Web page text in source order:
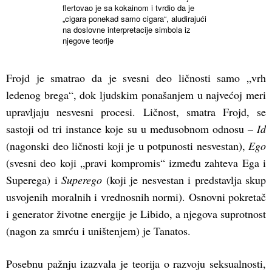
flertovao je sa kokainom i tvrdio da je
„cigara ponekad samo cigara“, aludirajući
na doslovne interpretacije simbola iz
njegove teorije
Frojd je smatrao da je svesni deo ličnosti samo „vrh
ledenog brega“, dok ljudskim ponašanjem u najvećoj meri
upravljaju nesvesni procesi. Ličnost, smatra Frojd, se
sastoji od tri instance koje su u međusobnom odnosu – Id
(nagonski deo ličnosti koji je u potpunosti nesvestan), Ego
(svesni deo koji „pravi kompromis“ između zahteva Ega i
Superega) i Superego (koji je nesvestan i predstavlja skup
usvojenih moralnih i vrednosnih normi). Osnovni pokretač
i generator životne energije je Libido, a njegova suprotnost
(nagon za smrću i uništenjem) je Tanatos.
Posebnu pažnju izazvala je teorija o razvoju seksualnosti,